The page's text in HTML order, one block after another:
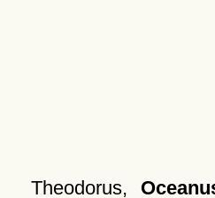
Theodorus,